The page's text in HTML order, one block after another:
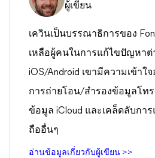
ผู้เขียน
เควินเป็นบรรณาธิการของ
เหลือผู้คนในการแก้ไขปัญหาต่
iOS/Android เขามีความเข้าใ
การถ่ายโอน/สำรองข้อมูลโท
ข้อมูล iCloud และเคล็ดลับก
ถืออื่นๆ
อ่านข้อมูลเกี่ยวกับผู้เขียน >>